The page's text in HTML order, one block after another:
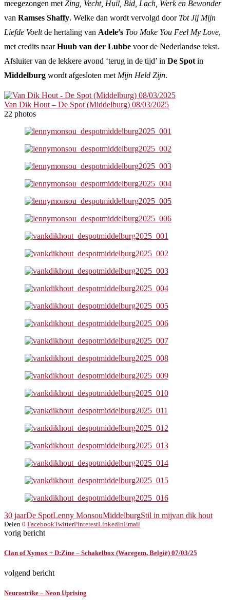
meegezongen met Zing, Vecht, Huil, Bid, Lach, Werk en Bewonder
van Ramses Shaffy. Welke dan wordt vervolgd door Tot Jij Mijn
Liefde Voeltde hertaling van Adele’s Too Make You Feel My Love,
met credits naarHuub van der Lubbe voor de Nederlandse tekst.
Afsluiter van de lekkere avond ‘terug in de tijd’ in De Spot in
Middelburg wordt afgesloten met Mijn Held Zijn.
Van Dik Hout – De Spot (Middelburg) 08/03/2025
22 photos
30 jaarDe SpotLenny MonsouMiddelburgStil in mijvan dik hout
Delen 0 FacebookTwitterPinterestLinkedinEmail
vorig bericht
Clan of Xymox + D:Zine – Schakelbox (Waregem, België) 07/03/25
volgend bericht
Neurostrike – Neon Uprising